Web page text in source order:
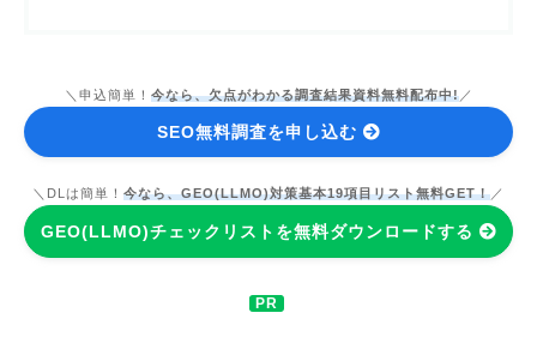
＼申込簡単！ 今なら、欠点がわかる調査結果資料無料配布中!／
SEO無料調査を申し込む
＼DLは簡単！ 今なら、GEO(LLMO)対策基本19項目リスト無料GET！ ／
GEO(LLMO)チェックリストを無料ダウンロードする